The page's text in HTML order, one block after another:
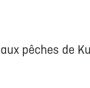
pêches de